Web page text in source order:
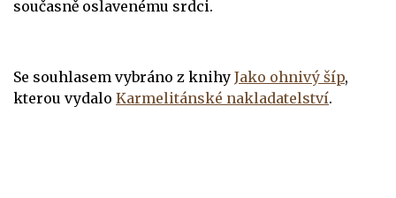
současně oslavenému srdci.
Se souhlasem vybráno z knihy Jako ohnivý šíp,
kterou vydalo Karmelitánské nakladatelství.